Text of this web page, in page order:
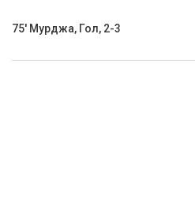
75' Мурджа, Гол, 2-3